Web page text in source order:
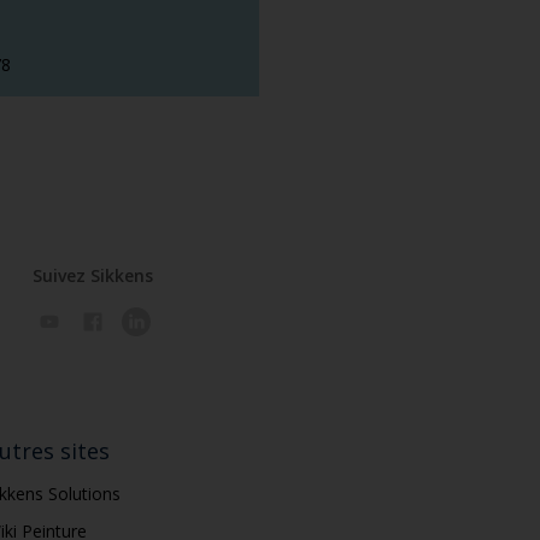
Suivez Sikkens
sites
Solutions
Peinture